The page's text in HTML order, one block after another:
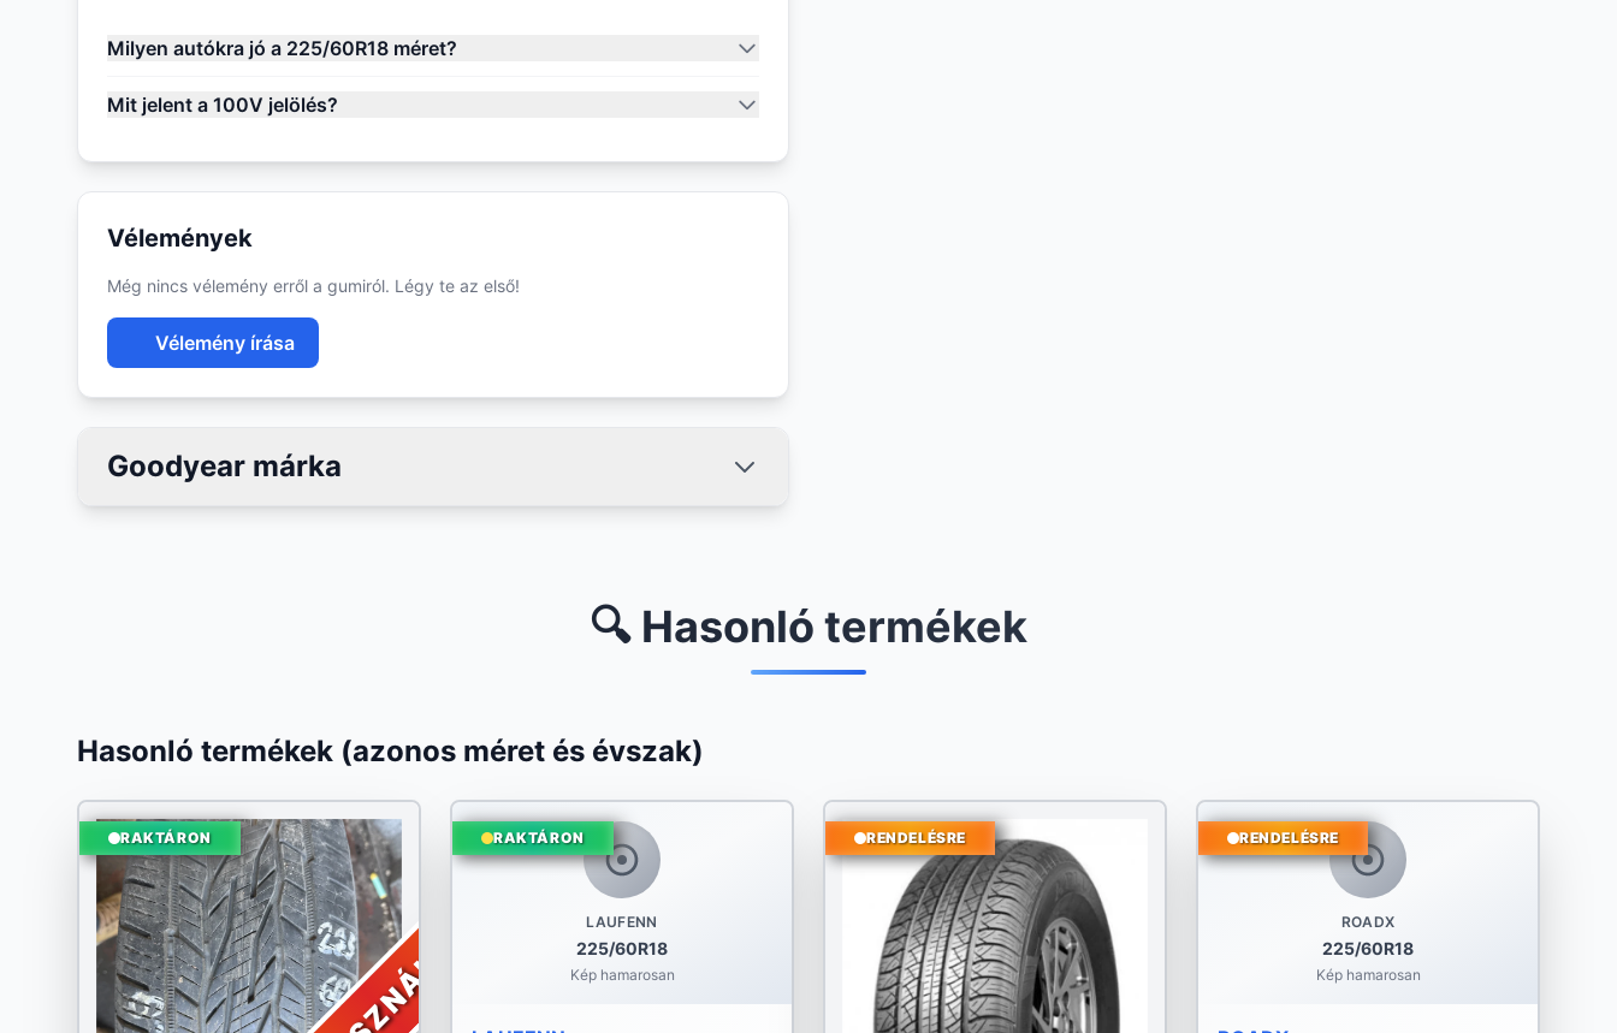
Milyen autókra jó a 225/60R18 méret?
Mit jelent a 100V jelölés?
Vélemények
Még nincs vélemény erről a gumiról. Légy te az első!
Vélemény írása
Goodyear márka
🔍 Hasonló termékek
Hasonló termékek (azonos méret és évszak)
RAKTÁRON
LAUFENN
225/60R18
Kép hamarosan
RAKTÁRON RENDELÉSRE
ROADX
225/60R18
Kép hamarosan
RENDELÉSRE